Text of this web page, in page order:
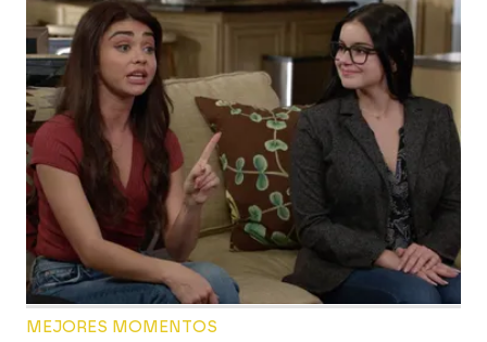
MEJORES MOMENTOS